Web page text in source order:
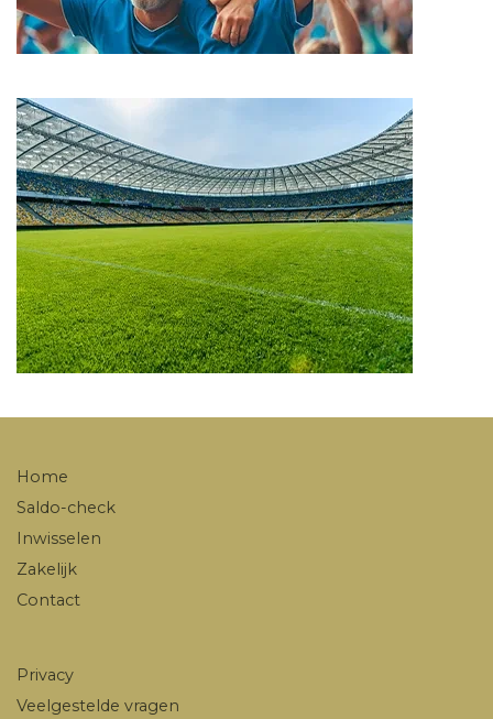
Home
Saldo-check
Inwisselen
Zakelijk
Contact
Privacy
Veelgestelde vragen